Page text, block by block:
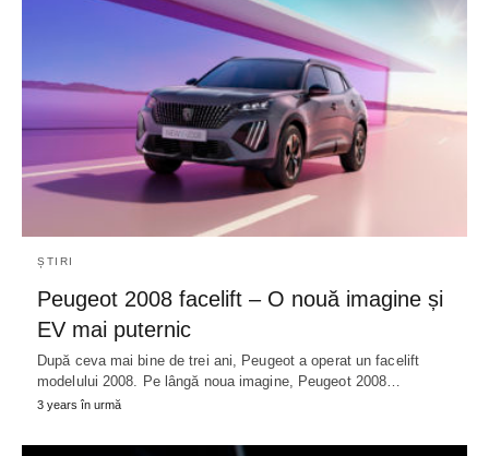
ȘTIRI
Peugeot 2008 facelift – O nouă imagine și
EV mai puternic
După ceva mai bine de trei ani, Peugeot a operat un facelift
modelului 2008. Pe lângă noua imagine, Peugeot 2008…
3 years în urmă